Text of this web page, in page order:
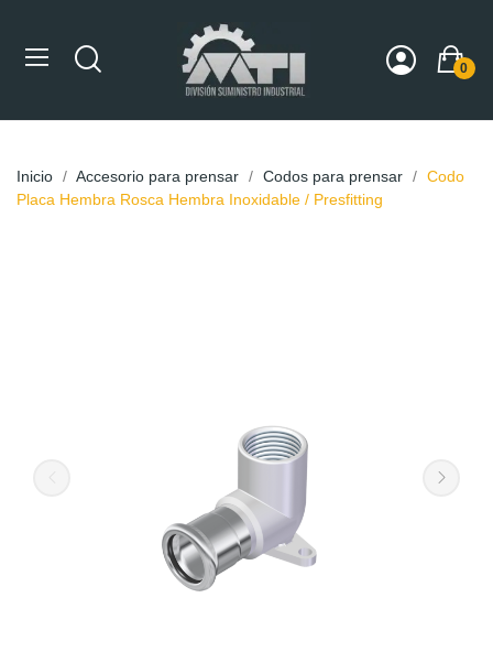
0
Inicio Accesorio para prensar Codos para prensar
Codo
Placa Hembra Rosca Hembra Inoxidable / Presfitting